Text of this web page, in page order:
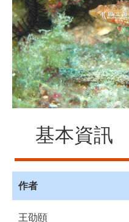
訊
息
發
布
諮
詢
服
專
基本資訊
作者
王劭頤